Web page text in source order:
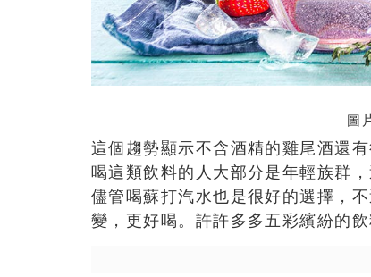
圖
這個趨勢顯示不含酒精的雞尾酒還
喝這類飲料的人大部分是年輕族群
儘管喝蘇打汽水也是很好的選擇，
變，更好喝。許許多多五彩繽紛的